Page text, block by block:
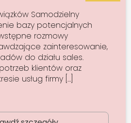
Samodzielny
bazy potencjalnych
rozmowy
zainteresowanie,
do działu sales.
klientów oraz
usług firmy […]